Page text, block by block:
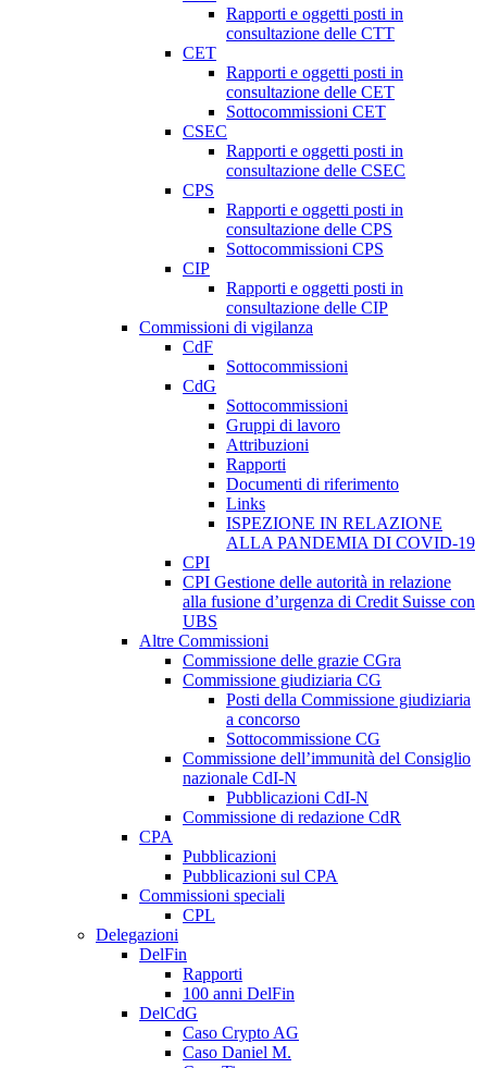
Rapporti e oggetti posti in
consultazione delle CTT
CET
Rapporti e oggetti posti in
consultazione delle CET
Sottocommissioni CET
CSEC
Rapporti e oggetti posti in
consultazione delle CSEC
CPS
Rapporti e oggetti posti in
consultazione delle CPS
Sottocommissioni CPS
CIP
Rapporti e oggetti posti in
consultazione delle CIP
Commissioni di vigilanza
CdF
Sottocommissioni
CdG
Sottocommissioni
Gruppi di lavoro
Attribuzioni
Rapporti
Documenti di riferimento
Links
ISPEZIONE IN RELAZIONE
ALLA PANDEMIA DI COVID-19
CPI
CPI Gestione delle autorità in relazione
alla fusione d’urgenza di Credit Suisse con
UBS
Altre Commissioni
Commissione delle grazie CGra
Commissione giudiziaria CG
Posti della Commissione giudiziaria
a concorso
Sottocommissione CG
Commissione dell’immunità del Consiglio
nazionale CdI-N
Pubblicazioni CdI-N
Commissione di redazione CdR
CPA
Pubblicazioni
Pubblicazioni sul CPA
Commissioni speciali
CPL
Delegazioni
DelFin
Rapporti
100 anni DelFin
DelCdG
Caso Crypto AG
Caso Daniel M.